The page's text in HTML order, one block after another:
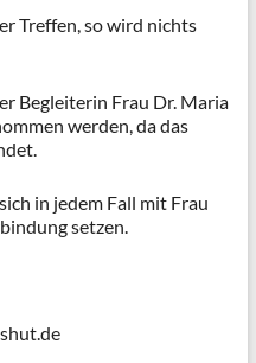
Treffen, so wird nichts
Begleiterin Frau Dr. Maria
werden, da das
in jedem Fall mit Frau
setzen.